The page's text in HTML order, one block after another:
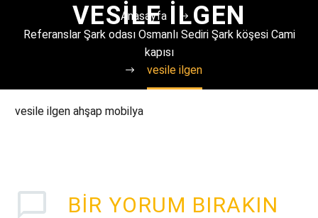
VESILE ILGEN
Anasayfa
Referanslar Şark odası Osmanlı Sediri Şark köşesi Cami
kapısı
vesile ilgen
vesile ilgen ahşap mobilya
BIR YORUM BIRAKIN